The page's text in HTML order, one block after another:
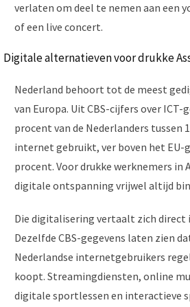
verlaten om deel te nemen aan een
of een live concert.
Digitale alternatieven voor drukke
Nederland behoort tot de meest
van Europa. Uit CBS-cijfers over
procent van de Nederlanders tussen
internet gebruikt, ver boven het EU-
procent. Voor drukke werknemers in
digitale ontspanning vrijwel altijd
Die digitalisering vertaalt zich direct
Dezelfde CBS-gegevens laten zien
Nederlandse internetgebruikers
koopt. Streamingdiensten, online
digitale sportlessen en interactieve